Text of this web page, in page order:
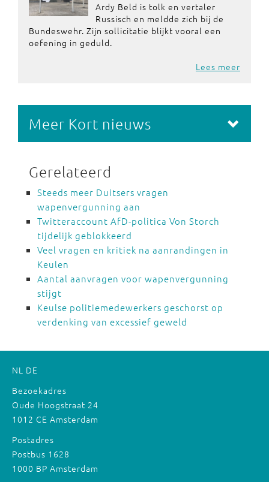
Ardy Beld is tolk en vertaler
Russisch en meldde zich bij de
Bundeswehr. Zijn sollicitatie blijkt vooral een
oefening in geduld.
Lees meer
Meer Kort nieuws
Gerelateerd
Steeds meer Duitsers vragen
wapenvergunning aan
Twitteraccount AfD-politica Von Storch
tijdelijk geblokkeerd
Veel vragen en kritiek na aanrandingen in
Keulen
Aantal aanvragen voor wapenvergunning
stijgt
Keulse politiemedewerkers geschorst op
verdenking van excessief geweld
NL DE
Bezoekadres
Oude Hoogstraat 24
1012 CE Amsterdam
Postadres
Postbus 1628
1000 BP Amsterdam